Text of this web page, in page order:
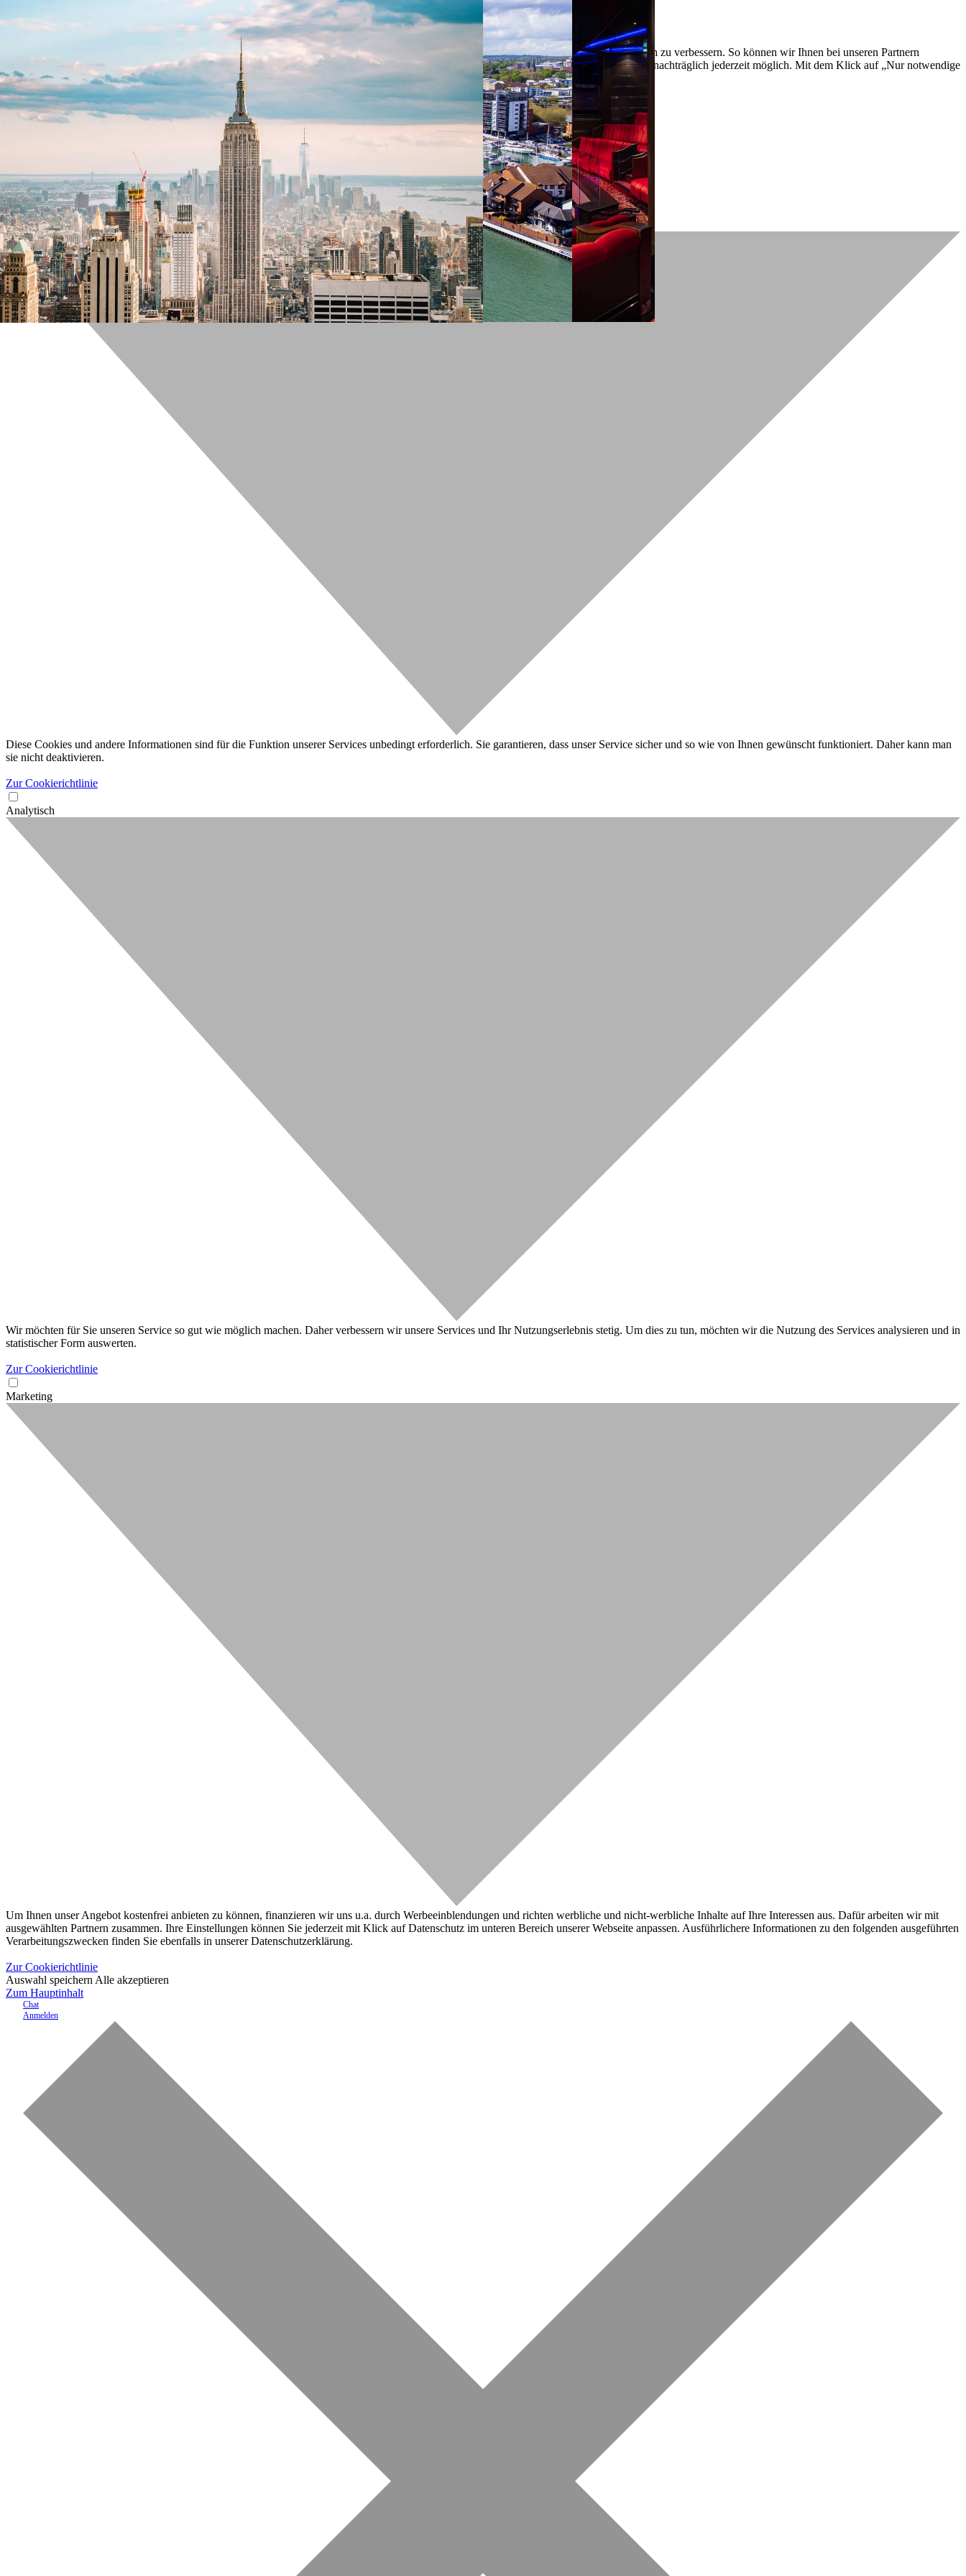
Unvergleichlich lecker
Mit dem Klick auf „geht klar” ermöglichen Sie uns Ihnen über Cookies ein verbessertes Nutzungserlebnis zu servieren und dieses kontinuierlich zu verbessern. So können wir Ihnen bei unseren Partnern
personalisierte Werbung und passende Angebote anzeigen. Über „anpassen” können Sie Ihre persönlichen Präferenzen festlegen. Dies ist auch nachträglich jederzeit möglich. Mit dem Klick auf „Nur notwendige
Cookies” werden lediglich technisch notwendige Cookies gespeichert.
Anpassen Geht klar
Datenschutzerklärung
Cookierichtlinie
Impressum
Ihre Cookie-Präferenzen verwalten
Wählen Sie, welche Cookies Sie auf check24.de akzeptieren.
Die Cookierichtlinie finden Siehier.
Notwendig
Diese Cookies und andere Informationen sind für die Funktion unserer Services unbedingt erforderlich. Sie garantieren, dass unser Service sicher und so wie von Ihnen gewünscht funktioniert. Daher kann man
sie nicht deaktivieren.
Zur Cookierichtlinie
Analytisch
Wir möchten für Sie unseren Service so gut wie möglich machen. Daher verbessern wir unsere Services und Ihr Nutzungserlebnis stetig. Um dies zu tun, möchten wir die Nutzung des Services analysieren und in
statistischer Form auswerten.
Zur Cookierichtlinie
Marketing
Um Ihnen unser Angebot kostenfrei anbieten zu können, finanzieren wir uns u.a. durch Werbeeinblendungen und richten werbliche und nicht-werbliche Inhalte auf Ihre Interessen aus. Dafür arbeiten wir mit
ausgewählten Partnern zusammen. Ihre Einstellungen können Sie jederzeit mit Klick auf Datenschutz im unteren Bereich unserer Webseite anpassen. Ausführlichere Informationen zu den folgenden ausgeführten
Verarbeitungszwecken finden Sie ebenfalls in unserer Datenschutzerklärung.
Zur Cookierichtlinie
Auswahl speichern Alle akzeptieren
Zum Hauptinhalt
Chat
Anmelden